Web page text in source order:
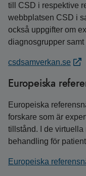
till CSD i respektive
webbplatsen CSD i
också uppgifter om
diagnosgrupper
csdsamverkan.se
Europeiska
Europeiska
forskare som är
tillstånd. I de
behandling för
Europeiska